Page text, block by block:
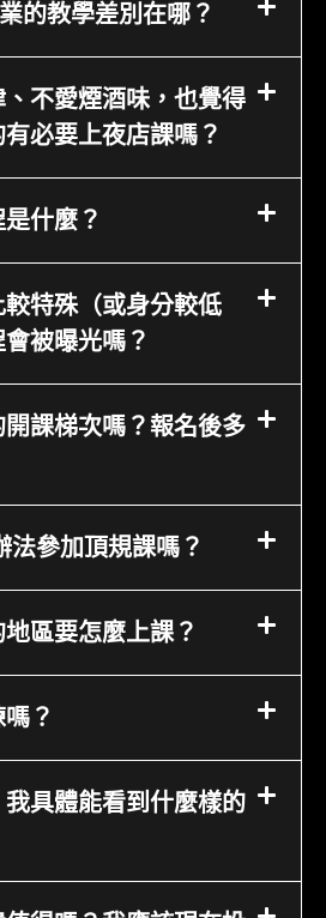
的教學差別在哪？
不愛煙酒味，也覺得
必要上夜店課嗎？
什麼？
特殊（或身分較低
被曝光嗎？
課梯次嗎？報名後多
法參加頂規課嗎？
區要怎麼上課？
？
具體能看到什麼樣的